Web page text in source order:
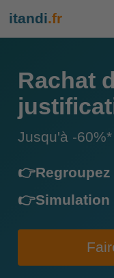
itandi.fr
Rachat
Jusqu'à -
👉Simulation